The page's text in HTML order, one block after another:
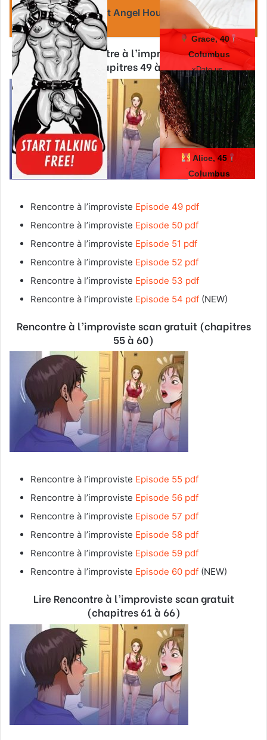
Grace, 40
Columbus
xDate.us
Alice, 45
Columbus
Lire : Hentai gratuit Angel House VF
Webcomic Rencontre à l’improvistescan gratuit
(chapitres 49 à 54)
Rencontre à l’improviste Episode 49 pdf
Rencontre à l’improviste Episode 50 pdf
Rencontre à l’improviste Episode 51 pdf
Rencontre à l’improviste Episode 52 pdf
Rencontre à l’improviste Episode 53 pdf
Rencontre à l’improviste Episode 54 pdf (NEW)
Rencontre à l’improviste scan gratuit (chapitres
55 à 60)
Rencontre à l’improviste Episode 55 pdf
Rencontre à l’improviste Episode 56 pdf
Rencontre à l’improviste Episode 57 pdf
Rencontre à l’improviste Episode 58 pdf
Rencontre à l’improviste Episode 59 pdf
Rencontre à l’improviste Episode 60 pdf (NEW)
Lire Rencontre à l’improviste scan gratuit
(chapitres 61 à 66)